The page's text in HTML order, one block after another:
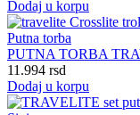
Dodaj u korpu
Putna torba
PUTNA TORBA
11.994 rsd
Dodaj u korpu